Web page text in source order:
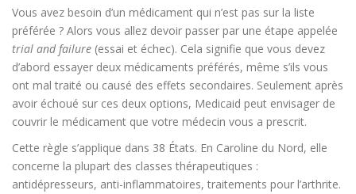
Vous avez besoin d’un médicament qui n’est pas sur la liste
préférée ? Alors vous allez devoir passer par une étape appelée
trial and failure (essai et échec). Cela signifie que vous devez
d’abord essayer deux médicaments préférés, même s’ils vous
ont mal traité ou causé des effets secondaires. Seulement après
avoir échoué sur ces deux options, Medicaid peut envisager de
couvrir le médicament que votre médecin vous a prescrit.
Cette règle s’applique dans 38 États. En Caroline du Nord, elle
concerne la plupart des classes thérapeutiques :
antidépresseurs, anti-inflammatoires, traitements pour l’arthrite.